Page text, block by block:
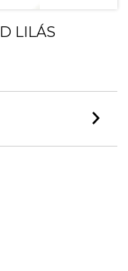
LILÁS